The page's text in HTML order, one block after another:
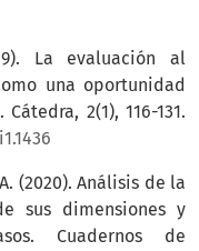
La evaluación al
una oportunidad
2(1), 116-131.
(2020). Análisis de la
sus dimensiones y
Cuadernos de